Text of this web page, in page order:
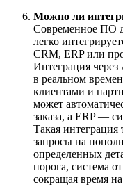
Можно ли
Современное ПО
легко
CRM, ERP или
Интеграция
в реальном
клиентами и
может
заказа, а ERP —
Такая интеграция
запросы на
определенных
порога, система
сокращая время